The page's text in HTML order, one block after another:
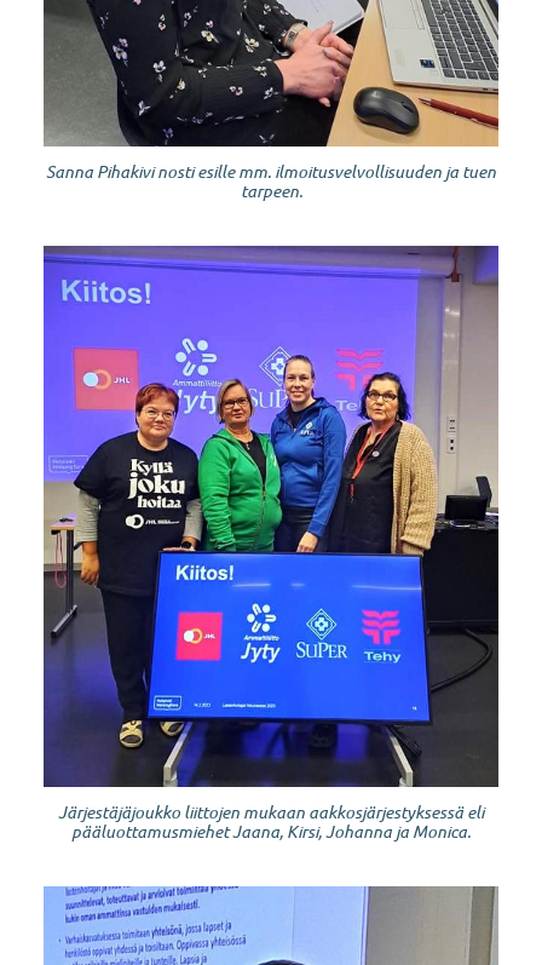
Sanna Pihakivi nosti esille mm. ilmoitusvelvollisuuden ja tuen
tarpeen.
Järjestäjäjoukko liittojen mukaan aakkosjärjestyksessä eli
pääluottamusmiehet Jaana, Kirsi, Johanna ja Monica.